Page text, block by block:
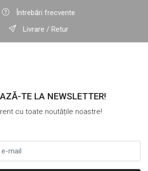
Întrebări frecvente
Livrare / Retur
TE LA NEWSLETTER!
cu toate noutățile noastre!